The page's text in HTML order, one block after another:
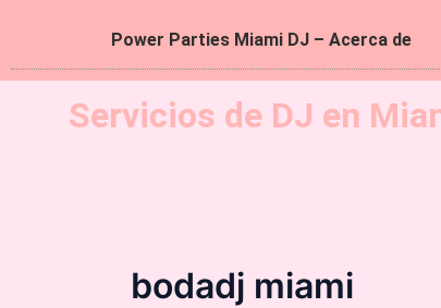
Power Parties Miami DJ – Acerca de
Servicios de DJ en
bodadj miami